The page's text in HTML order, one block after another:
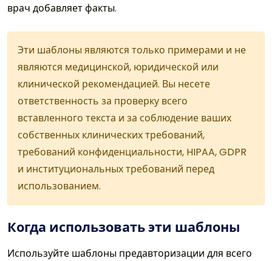
врач добавляет факты.
Эти шаблоны являются только примерами и не
являются медицинской, юридической или
клинической рекомендацией. Вы несете
ответственность за проверку всего
вставленного текста и за соблюдение ваших
собственных клинических требований,
требований конфиденциальности, HIPAA, GDPR
и институциональных требований перед
использованием.
Когда использовать эти шаблоны
Используйте шаблоны предавторизации для всего